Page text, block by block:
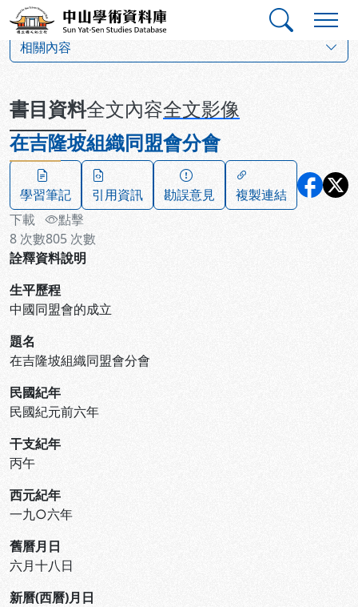
跳到主要內容
中山學術資料庫
相關內容
書目資料全文內容全文影像
在吉隆坡組織同盟會分會
學習筆記 引用資訊 勘誤意見
複製連結
下載
8 次數
點擊
805 次數
詮釋資料說明
生平歷程
中國同盟會的成立
題名
在吉隆坡組織同盟會分會
民國紀年
民國紀元前六年
干支紀年
丙午
西元紀年
一九○六年
舊曆月日
六月十八日
新曆(西曆)月日